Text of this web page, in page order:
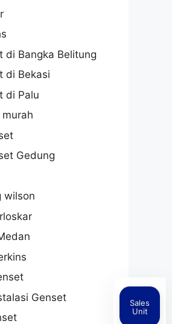
di Bangka Belitung
di Bekasi
di Palu
Gedung
wilson
Genset
Sales
Unit